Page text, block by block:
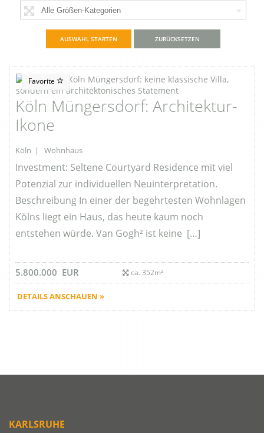
ZURÜCKSETZEN
Favorite
Köln Müngersdorf: Architektur-
Ikone
Köln | Wohnhaus
Investment: Seltene Courtyard Residence mit viel
Potenzial zur individuellen Neuinterpretation.
Beschreibung In einer der begehrtesten Wohnlagen
Kölns liegt ein Haus, das heute kaum noch
entstehen würde. Van Gogh² ist keine […]
5.800.000 EUR ca. 352m²
DETAILS ANSCHAUEN »
KARLSRUHE